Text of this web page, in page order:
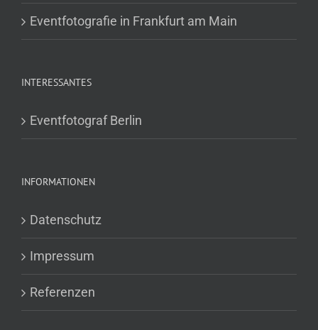
Eventfotografie in Frankfurt am Main
INTERESSANTES
Eventfotograf Berlin
INFORMATIONEN
Datenschutz
Impressum
Referenzen